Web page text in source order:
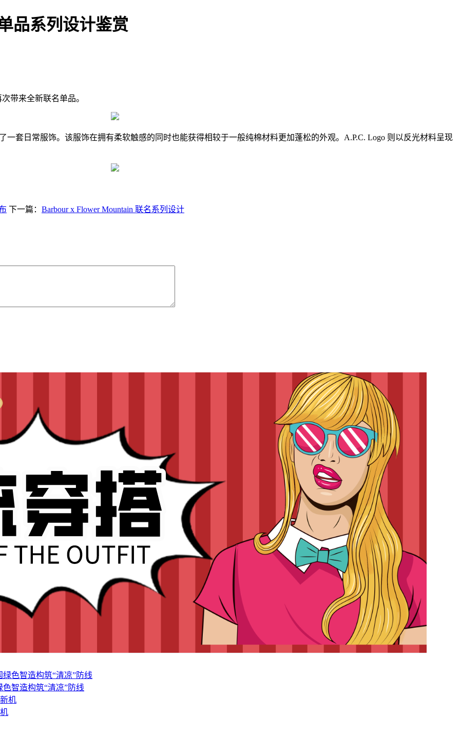
品系列设计鉴赏
带来全新联名单品。
一套日常服饰。该服饰在拥有柔软触感的同时也能获得相较于一般纯棉材料更加蓬松的外观。A.P.C. Logo 则以反光材料呈现
下一篇： Barbour x Flower Mountain 联名系列设计
智造构筑“清凉”防线